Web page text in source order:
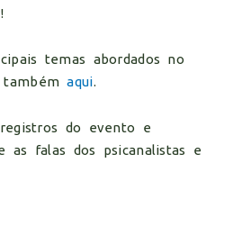
!
temas abordados no
tambémaqui.
do evento e
as falas dos psicanalistas e